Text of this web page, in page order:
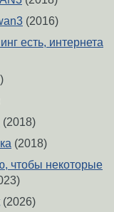
(2016)
есть, интернета
(2018)
(2018)
чтобы некоторые
(2026)